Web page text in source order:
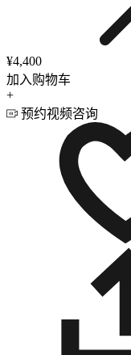
¥4,400
加入购物车
+
预约视频咨询